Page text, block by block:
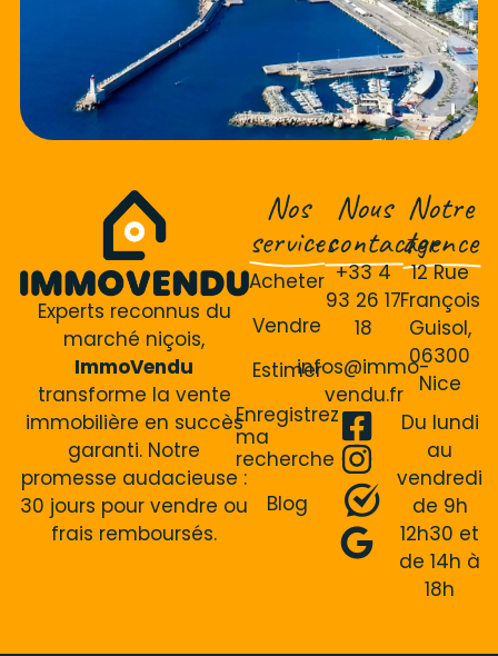
Experts reconnus du
marché niçois,
ImmoVendu
transforme la vente
immobilière en succès
garanti. Notre
promesse audacieuse :
30 jours pour vendre ou
frais remboursés.
Nos
services
Acheter
Vendre
Estimer
Enregistrez
ma
recherche
Blog
Nous
contacter
+33 4
93 26 17
18
infos@immo-
vendu.fr
Notre
agence
12 Rue
François
Guisol,
06300
Nice
Du lundi
au
vendredi
de 9h
12h30 et
de 14h à
18h